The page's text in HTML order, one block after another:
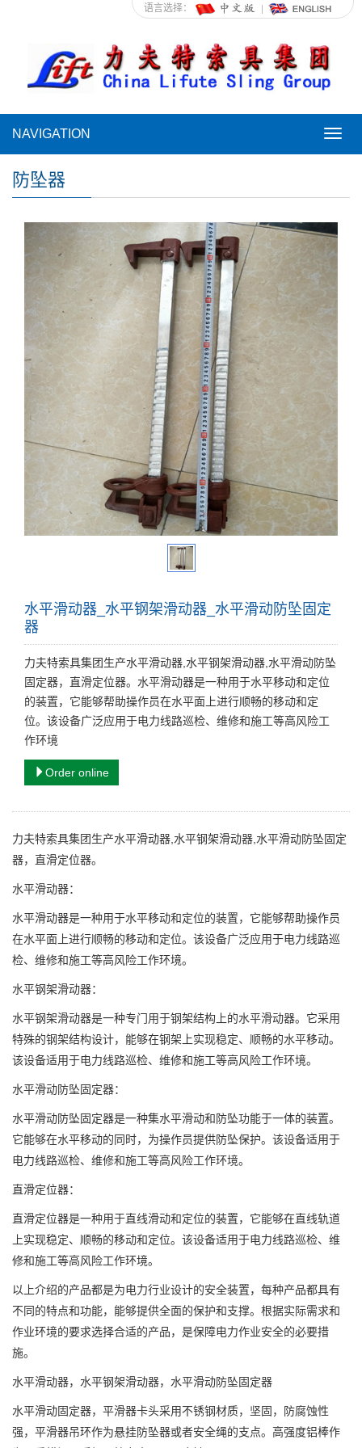
语言选择：
NAVIGATION
防坠器
水平滑动器_水平钢架滑动器_水平滑动防坠固定
器
力夫特索具集团生产水平滑动器,水平钢架滑动器,水平滑动防坠
固定器，直滑定位器。水平滑动器是一种用于水平移动和定位
的装置，它能够帮助操作员在水平面上进行顺畅的移动和定
位。该设备广泛应用于电力线路巡检、维修和施工等高风险工
作环境
Order online
力夫特索具集团生产水平滑动器,水平钢架滑动器,水平滑动防坠固定
器，直滑定位器。
水平滑动器：
水平滑动器是一种用于水平移动和定位的装置，它能够帮助操作员
在水平面上进行顺畅的移动和定位。该设备广泛应用于电力线路巡
检、维修和施工等高风险工作环境。
水平钢架滑动器：
水平钢架滑动器是一种专门用于钢架结构上的水平滑动器。它采用
特殊的钢架结构设计，能够在钢架上实现稳定、顺畅的水平移动。
该设备适用于电力线路巡检、维修和施工等高风险工作环境。
水平滑动防坠固定器：
水平滑动防坠固定器是一种集水平滑动和防坠功能于一体的装置。
它能够在水平移动的同时，为操作员提供防坠保护。该设备适用于
电力线路巡检、维修和施工等高风险工作环境。
直滑定位器：
直滑定位器是一种用于直线滑动和定位的装置，它能够在直线轨道
上实现稳定、顺畅的移动和定位。该设备适用于电力线路巡检、维
修和施工等高风险工作环境。
以上介绍的产品都是为电力行业设计的安全装置，每种产品都具有
不同的特点和功能，能够提供全面的保护和支撑。根据实际需求和
作业环境的要求选择合适的产品，是保障电力作业安全的必要措
施。
水平滑动器，水平钢架滑动器，水平滑动防坠固定器
水平滑动固定器，平滑器卡头采用不锈钢材质，坚固，防腐蚀性
强，平滑器吊环作为悬挂防坠器或者安全绳的支点。高强度铝棒作